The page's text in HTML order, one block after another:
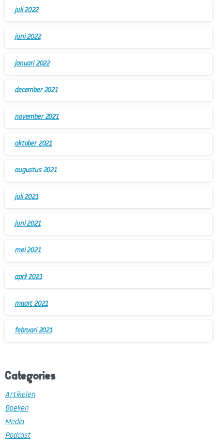
juli 2022
juni 2022
januari 2022
december 2021
november 2021
oktober 2021
augustus 2021
juli 2021
juni 2021
mei 2021
april 2021
maart 2021
februari 2021
Categories
Artikelen
Boeken
Media
Podcast